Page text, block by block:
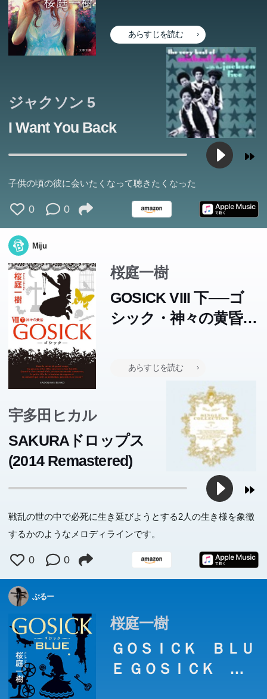
あらすじを読む
ジャクソン 5
I Want You Back
子供の頃の彼に会いたくなって聴きたくなった
0 0
Miju
桜庭一樹
GOSICK VIII 下──ゴ
シック・神々の黄昏
あらすじを読む
宇多田ヒカル
SAKURAドロップス
(2014 Remastered)
戦乱の世の中で必死に生き延びようとする2人の生き様を象徴
するかのようなメロディラインです。
0 0
ぶるー
桜庭一樹
ＧＯＳＩＣＫ ＢＬＵ
Ｅ ＧＯＳＩＣＫ グ